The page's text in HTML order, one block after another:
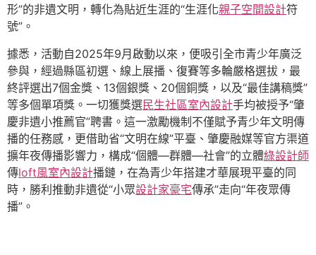
形”的非遺文明，轉化為貼近生涯的“生涯化親子空間設計符
號”。
據悉，活動自2025年9月啟動以來，便吸引全市青少年廣泛
參與，經過縣區初選、線上展播、復賽等多輪嚴格選拔，最
終評選出7個金獎、13個銀獎、20個銅獎，以及“最佳講稿獎”
等多個單項獎。一切獲獎選民生社區室內設計手均被授予“肇
慶非遺小推薦官”聘書。這一激勵機制不僅賦予青少年文明傳
播的任務感，更借助省“文明在線”平臺、肇慶融媒等官方渠道
擴年夜傳播影響力，構成“個體—群體—社會”的立體綠設計師
傳loft風室內設計播鏈，在為青少年搭建才華展現平臺的同
時，勝利推動非遺從“小眾設計家豪宅傳承”走向“年夜眾傳
播”。